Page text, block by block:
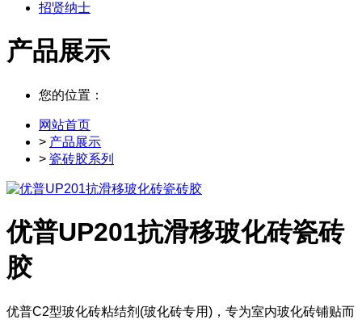
招贤纳士
产品展示
您的位置：
网站首页
> 产品展示
> 瓷砖胶系列
优普UP201抗滑移玻化砖瓷砖
胶
优普C2型玻化砖粘结剂(玻化砖专用)，专为室内玻化砖铺贴而